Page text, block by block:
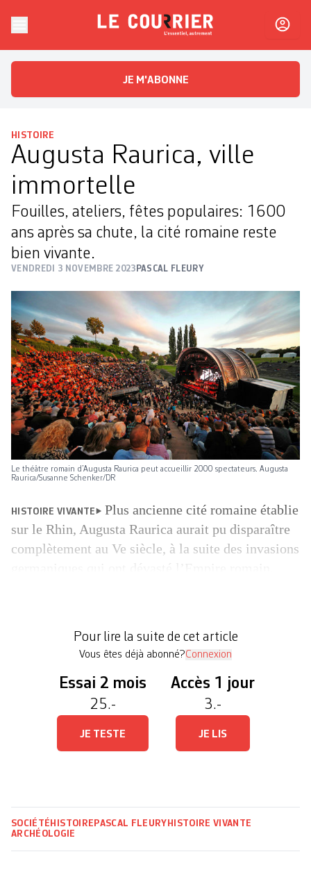
Le CourrierL'essentiel, autrement
JE M'ABONNE
HISTOIRE
Augusta Raurica, ville
immortelle
Fouilles, ateliers, fêtes populaires: 1600
ans après sa chute, la cité romaine reste
bien vivante.
VENDREDI 3 NOVEMBRE 2023 PASCAL FLEURY
Le théâtre romain d’Augusta Raurica peut accueillir 2000 spectateurs. Augusta
Raurica/Susanne Schenker/DR
HISTOIRE VIVANTE
Plus ancienne cité romaine établie
sur le Rhin, Augusta Raurica aurait pu disparaître
complètement au Ve siècle, à la suite des invasions
sous la végétation et les alluvions. Mais […]
Pour lire la suite de cet article
Vous êtes déjà abonné?Connexion
Essai 2 mois
25.-
JE TESTE
Accès 1 jour
3.-
JE LIS
SOCIÉTÉ HISTOIRE PASCAL FLEURY HISTOIRE VIVANTE
ARCHÉOLOGIE